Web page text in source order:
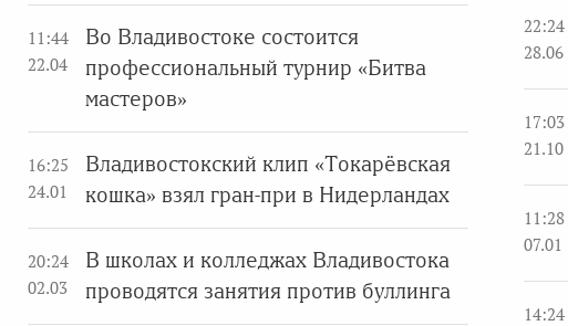
11:44
22.04
Во Владивостоке состоится
профессиональный турнир «Битва
мастеров»
16:25
24.01
Владивостокский клип «Токарёвская
кошка» взял гран-при в Нидерландах
20:24
02.03
В школах и колледжах Владивостока
проводятся занятия против буллинга
22:24
28.06
17:03
21.10
11:28
07.01
14:24